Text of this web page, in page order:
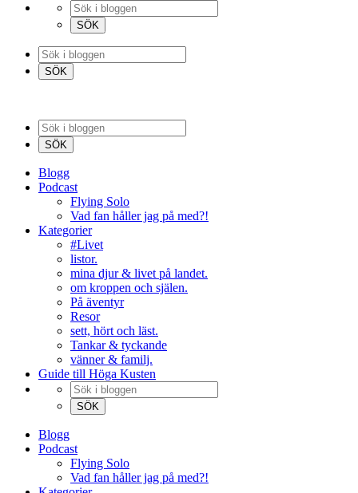
Blogg
Podcast
Flying Solo
Vad fan håller jag på med?!
Kategorier
#Livet
listor.
mina djur & livet på landet.
om kroppen och själen.
På äventyr
Resor
sett, hört och läst.
Tankar & tyckande
vänner & familj.
Guide till Höga Kusten
Blogg
Podcast
Flying Solo
Vad fan håller jag på med?!